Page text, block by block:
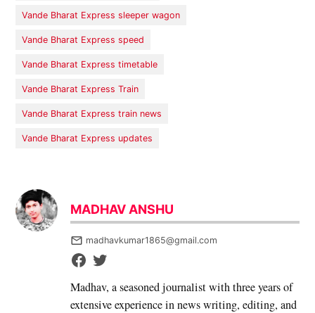
Vande Bharat Express sleeper wagon
Vande Bharat Express speed
Vande Bharat Express timetable
Vande Bharat Express Train
Vande Bharat Express train news
Vande Bharat Express updates
MADHAV ANSHU
madhavkumar1865@gmail.com
Madhav, a seasoned journalist with three years of
extensive experience in news writing, editing, and